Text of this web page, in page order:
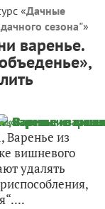
«Дачные
сезона"»
варенье.
Варенье из
вишневого
удалять